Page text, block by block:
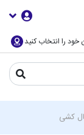
خود را انتخاب کنید
کشی